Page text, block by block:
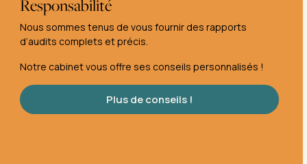
Responsabilité
Nous sommes tenus de vous fournir des rapports
d’audits complets et précis.
Notre cabinet vous offre ses conseils personnalisés !
Plus de conseils !